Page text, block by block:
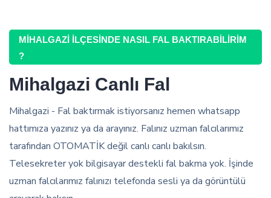
MIHALGAZI İLÇESINDE NASIL FAL BAKTIRABILIRIM
?
Mihalgazi Canlı Fal
Mihalgazi - Fal baktırmak istiyorsanız hemen whatsapp
hattımıza yazınız ya da arayınız. Falınız uzman falcılarımız
tarafından OTOMATİK değil canlı canlı bakılsın.
Telesekreter yok bilgisayar destekli fal bakma yok. İşinde
uzman falcılarımız falınızı telefonda sesli ya da görüntülü